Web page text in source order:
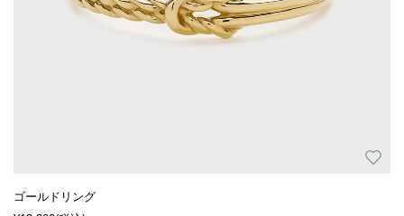
ゴールドリング